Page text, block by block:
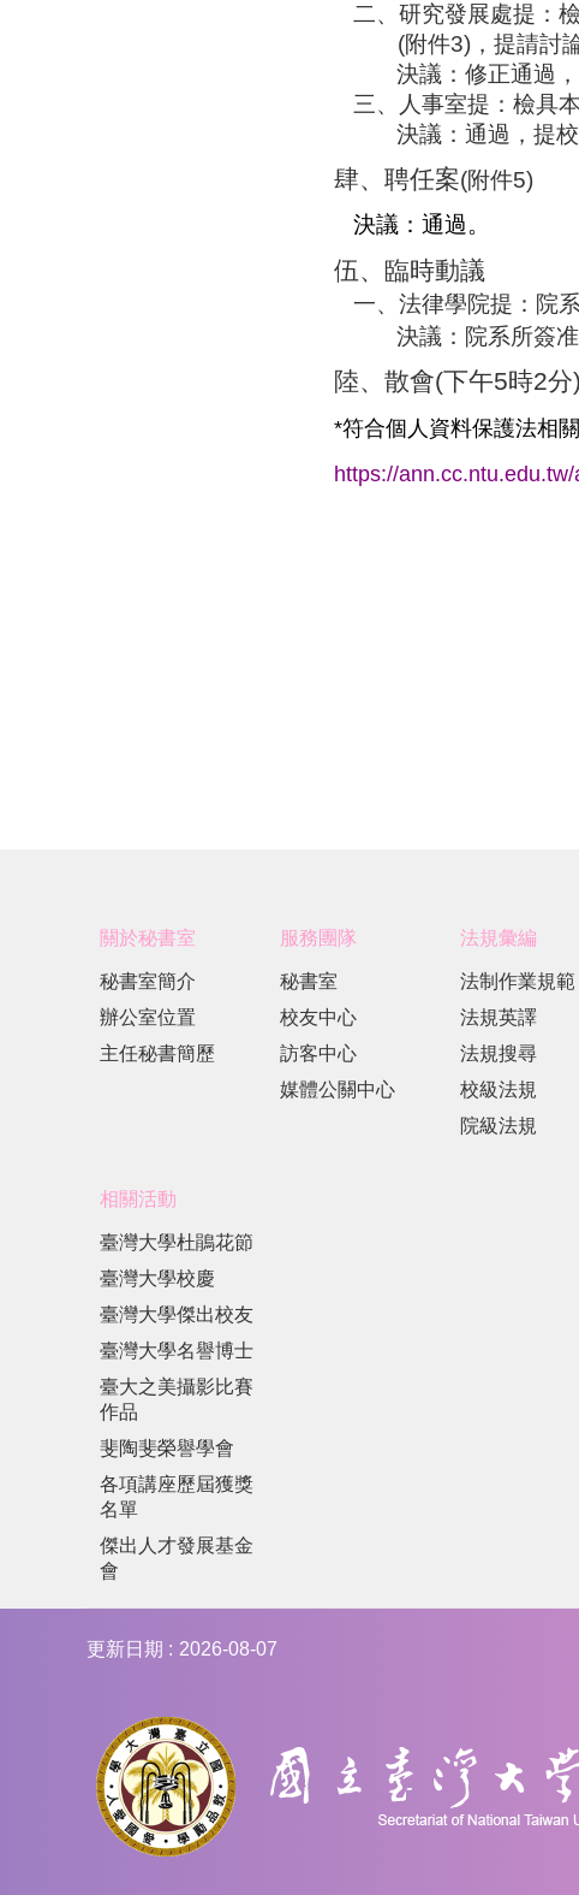
二、 研究發展處提：
(附件3) ，提請討
決議：修正通過
三、
人事室提：檢具
決議：通過，提校
肆、聘任案(附件5)
決議：通過。
伍、 臨時動議
一、法律學院提 ： 院
決議：院系所簽
陸、散會(下午5時2分)
*符合個人資料保護法相
https://
關於秘書室
秘書室簡介
辦公室位置
主任秘書簡歷
服務團隊
秘書室
校友中心
訪客中心
媒體公關中心
法規彙編
法制作業規範
法規英譯
法規搜尋
校級法規
院級法規
相關活動
臺灣大學杜鵑花節
臺灣大學校慶
臺灣大學傑出校友
臺灣大學名譽博士
臺大之美攝影比賽
作品
斐陶斐榮譽學會
各項講座歷屆獲獎
名單
傑出人才發展基金
會
更新日期 2026-08-07